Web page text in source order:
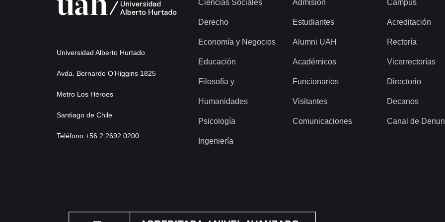
Universidad Alberto Hurtado
Avda. Bernardo O’Higgins 1825
Metro Los Héroes
Santiago de Chile
Teléfono +56 2 2692 0200
Ciencias Sociales
Derecho
Economía y Negocios
Educación
Filosofía y
Humanidades
Psicología
Ingeniería
Admisión
Estudiantes
Alumni UAH
Académicos
Funcionarios
Visitantes
Comunicaciones
Campus
Acreditación
Rectoría
Vicerrectorías
Directorio
Decanos
Canal de